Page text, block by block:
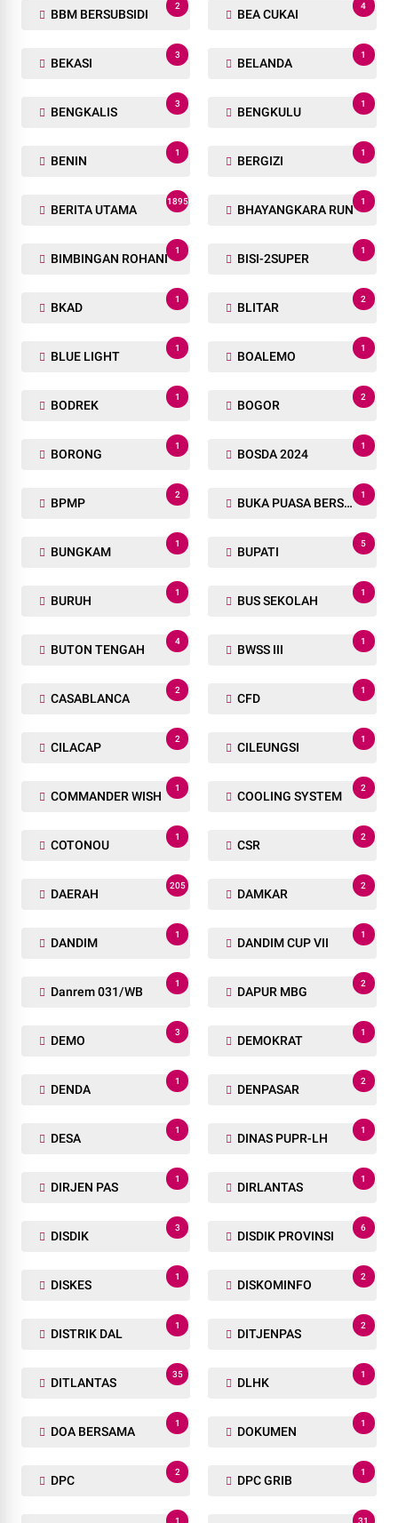
BBM BERSUBSIDI
2
BEA CUKAI
4
BEKASI
3
BELANDA
1
BENGKALIS
3
BENGKULU
1
BENIN
1
BERGIZI
1
BERITA UTAMA
1895
BHAYANGKARA RUN
1
BIMBINGAN ROHANI
1
BISI-2SUPER
1
BKAD
1
BLITAR
2
BLUE LIGHT
1
BOALEMO
1
BODREK
1
BOGOR
2
BORONG
1
BOSDA 2024
1
BPMP
2
BUKA PUASA BERSAMA
1
BUNGKAM
1
BUPATI
5
BURUH
1
BUS SEKOLAH
1
BUTON TENGAH
4
BWSS III
1
CASABLANCA
2
CFD
1
CILACAP
2
CILEUNGSI
1
COMMANDER WISH
1
COOLING SYSTEM
2
COTONOU
1
CSR
2
DAERAH
205
DAMKAR
2
DANDIM
1
DANDIM CUP VII
1
Danrem 031/WB
1
DAPUR MBG
2
DEMO
3
DEMOKRAT
1
DENDA
1
DENPASAR
2
DESA
1
DINAS PUPR-LH
1
DIRJEN PAS
1
DIRLANTAS
1
DISDIK
3
DISDIK PROVINSI
6
DISKES
1
DISKOMINFO
2
DISTRIK DAL
1
DITJENPAS
2
DITLANTAS
35
DLHK
1
DOA BERSAMA
1
DOKUMEN
1
DPC
2
DPC GRIB
1
1 31